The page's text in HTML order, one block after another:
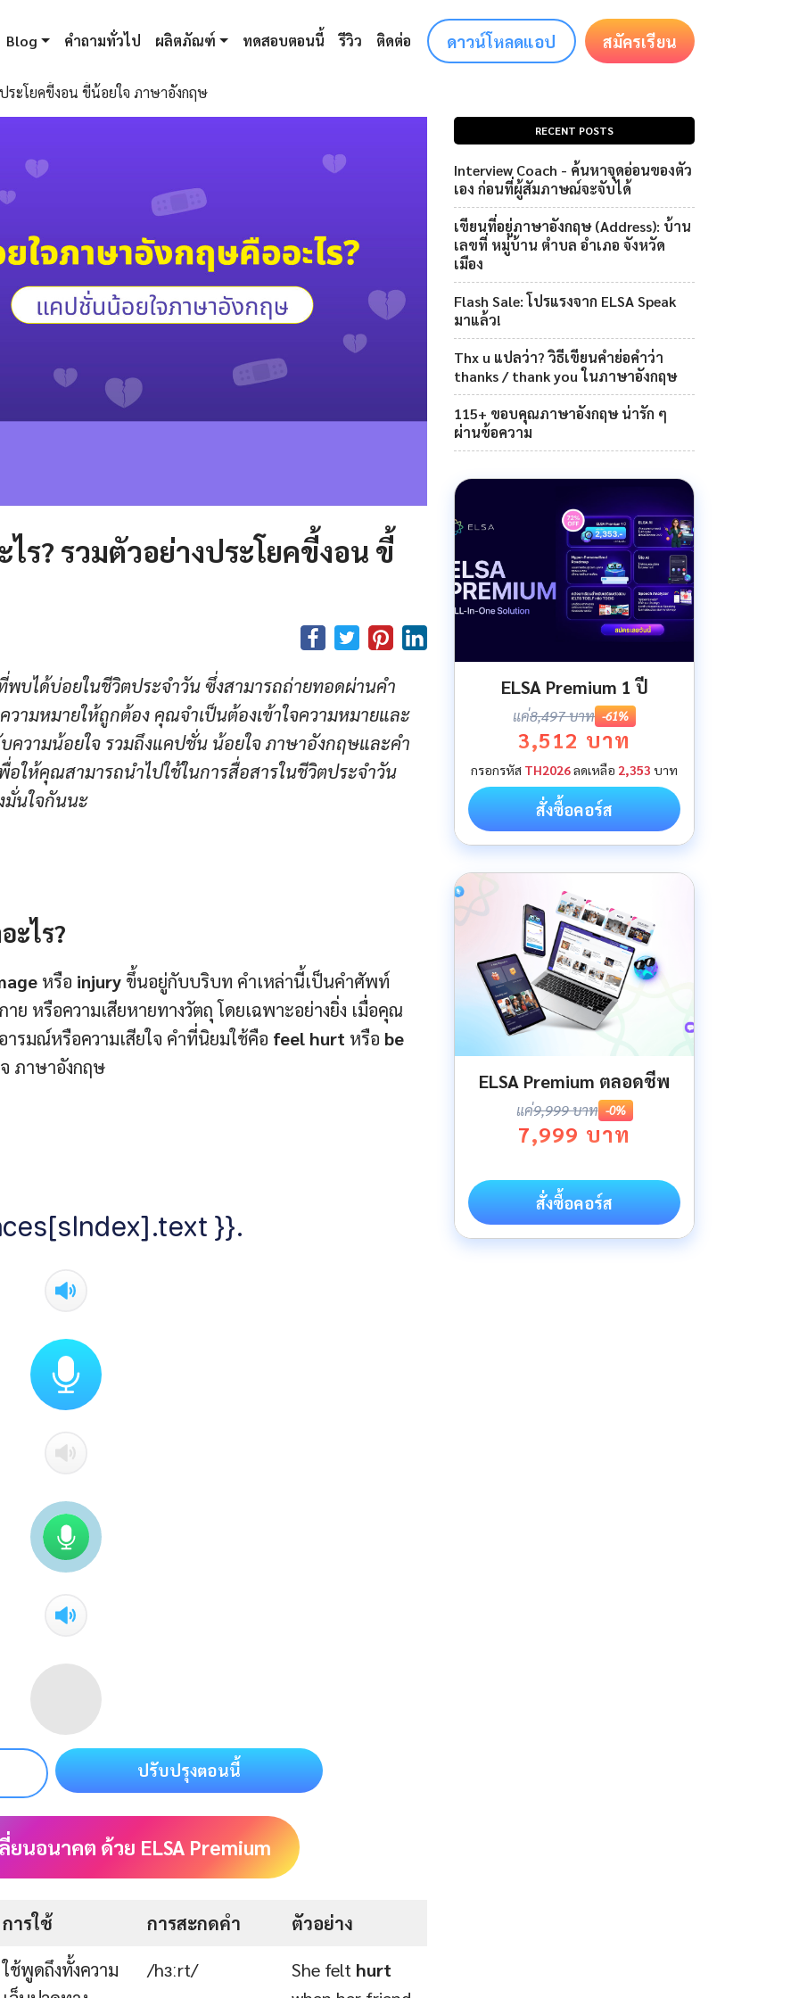
Blog คำถามทั่วไป ผลิตภัณฑ์ ทดสอบตอนนี้ รีวิว ติดต่อ ดาวน์โหลดแอป สมัครเรียน
ระโยคขี้งอน ขี้น้อยใจ ภาษาอังกฤษ
ร? รวมตัวอย่างประโยคขี้งอน ขี้
บได้บ่อยในชีวิตประจำวัน ซึ่งสามารถถ่ายทอดผ่านคำ
ามหมายให้ถูกต้อง คุณจำเป็นต้องเข้าใจความหมายและ
ความน้อยใจ รวมถึงแคปชั่น น้อยใจ ภาษาอังกฤษและคํา
ให้คุณสามารถนำไปใช้ในการสื่อสารในชีวิตประจำวัน
มั่นใจกันนะ
ะไร?
หรือ injury ขึ้นอยู่กับบริบท คำเหล่านี้เป็นคำศัพท์
หรือความเสียหายทางวัตถุ โดยเฉพาะอย่างยิ่ง เมื่อคุณ
ารมณ์หรือความเสียใจ คำที่นิยมใช้คือ feel hurt หรือ be
ภาษาอังกฤษ
}}.
ปรับปรุงตอนนี้
ยนอนาคต ด้วย ELSA Premium
การใช้ การสะกดคำ
ตัวอย่าง
ใช้พูดถึงทั้งความ
/hɜːrt/ She felt hurt
RECENT POSTS
Interview Coach - ค้นหาจุดอ่อนของตัว
เอง ก่อนที่ผู้สัมภาษณ์จะจับได้
เขียนที่อยู่ภาษาอังกฤษ (Address): บ้าน
เลขที่ หมู่บ้าน ตำบล อำเภอ จังหวัด
เมือง
Flash Sale: โปรแรงจาก ELSA Speak
มาแล้ว!
Thx u แปลว่า? วิธีเขียนคำย่อคำว่า
thanks / thank you ในภาษาอังกฤษ
115+ ขอบคุณภาษาอังกฤษ น่ารัก ๆ
ผ่านข้อความ
ELSA Premium 1 ปี
แค่8,497 บาท -61%
3,512 บาท
กรอกรหัส TH2026ลดเหลือ 2,353 บาท
สั่งซื้อคอร์ส
ELSA Premium ตลอดชีพ
แค่9,999 บาท -0%
7,999 บาท
สั่งซื้อคอร์ส